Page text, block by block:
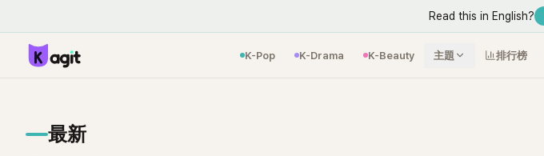
Read this in English?
K-Pop K-Drama K-Beauty 主題 排行榜
最新